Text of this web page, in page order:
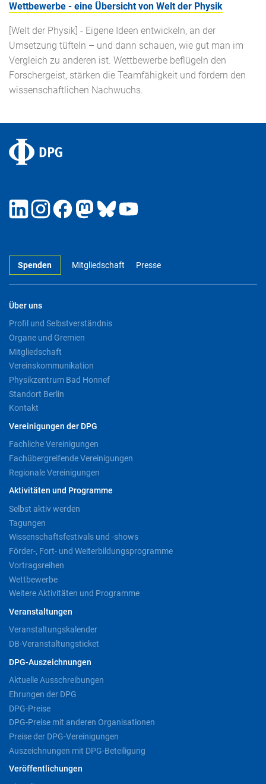
Wettbewerbe - eine Übersicht von Welt der Physik
[Welt der Physik] - Eigene Ideen entwickeln, an der
Umsetzung tüfteln – und dann schauen, wie gut man im
Vergleich zu anderen ist. Wettbewerbe beflügeln den
Forschergeist, stärken die Teamfähigkeit und fördern den
wissenschaftlichen Nachwuchs.
Spenden Mitgliedschaft Presse
Über uns
Profil und Selbstverständnis
Organe und Gremien
Mitgliedschaft
Vereinskommunikation
Physikzentrum Bad Honnef
Standort Berlin
Kontakt
Vereinigungen der DPG
Fachliche Vereinigungen
Fachübergreifende Vereinigungen
Regionale Vereinigungen
Aktivitäten und Programme
Selbst aktiv werden
Tagungen
Wissenschaftsfestivals und -shows
Förder-, Fort- und Weiterbildungsprogramme
Vortragsreihen
Wettbewerbe
Weitere Aktivitäten und Programme
Veranstaltungen
Veranstaltungskalender
DB-Veranstaltungsticket
DPG-Auszeichnungen
Aktuelle Ausschreibungen
Ehrungen der DPG
DPG-Preise
DPG-Preise mit anderen Organisationen
Preise der DPG-Vereinigungen
Auszeichnungen mit DPG-Beteiligung
Veröffentlichungen